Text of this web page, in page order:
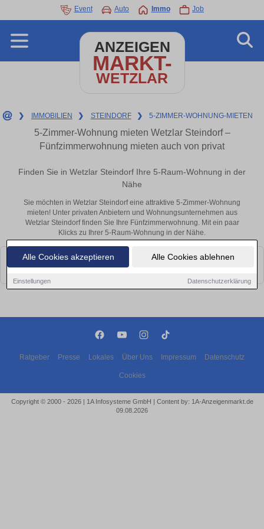
Alle Cookies akzeptieren Alle Cookies ablehnen
Einstellungen Datenschutzerklärung
Event Auto Immo Job
ANZEIGEN
MARKT-
WETZLAR
❯ IMMOBILIEN ❯ STEINDORF ❯ 5-ZIMMER-WOHNUNG-MIETEN
5-Zimmer-Wohnung mieten Wetzlar Steindorf –
Fünfzimmerwohnung mieten auch von privat
Finden Sie in Wetzlar Steindorf Ihre 5-Raum-Wohnung in der
Nähe
Sie möchten in Wetzlar Steindorf eine attraktive 5-Zimmer-Wohnung
mieten! Unter privaten Anbietern und Wohnungsunternehmen aus
Wetzlar Steindorf finden Sie Ihre Fünfzimmerwohnung. Mit ein paar
Klicks zu Ihrer 5-Raum-Wohnung in der Nähe.
Leider konnten wir derzeit keine passenden Objekte finden. Schauen Sie
bald wieder vorbei!
Ratgeber Presse Lokales Über Uns Impressum Datenschutz
Cookies
Copyright © 2000 - 2026 | 1A Infosysteme GmbH | Content by: 1A-Anzeigenmarkt.de
09.08.2026